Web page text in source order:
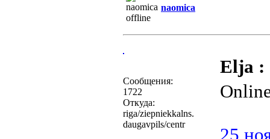
naomica
Сообщения:
1722
Откуда:
riga/ziepniekkalns.
daugavpils/centr
Elja :
25